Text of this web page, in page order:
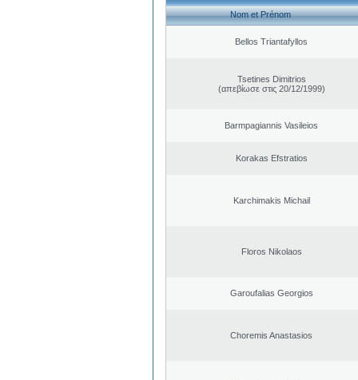
Nom et Prénom
Bellos Triantafyllos
Tsetines Dimitrios
(απεβίωσε στις 20/12/1999)
Barmpagiannis Vasileios
Korakas Efstratios
Karchimakis Michail
Floros Nikolaos
Garoufalias Georgios
Choremis Anastasios